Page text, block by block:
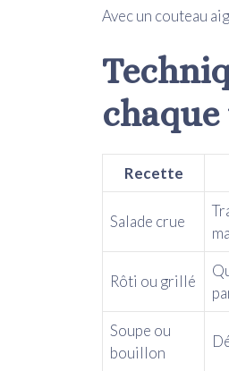
Avec un couteau
chaque
Recette
Salade crue
Rôti ou grillé
Soupe ou
bouillon